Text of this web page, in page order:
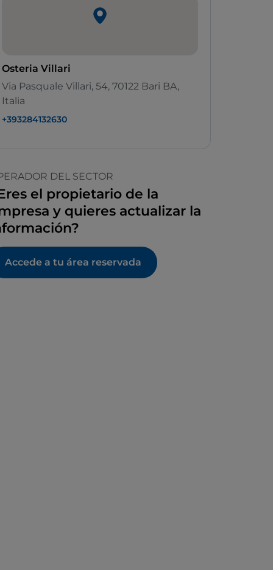
Osteria Villari
Via Pasquale Villari, 54, 70122 Bari BA,
Italia
+393284132630
DEL SECTOR
el propietario de la
y quieres actualizar la
Accede a tu área reservada